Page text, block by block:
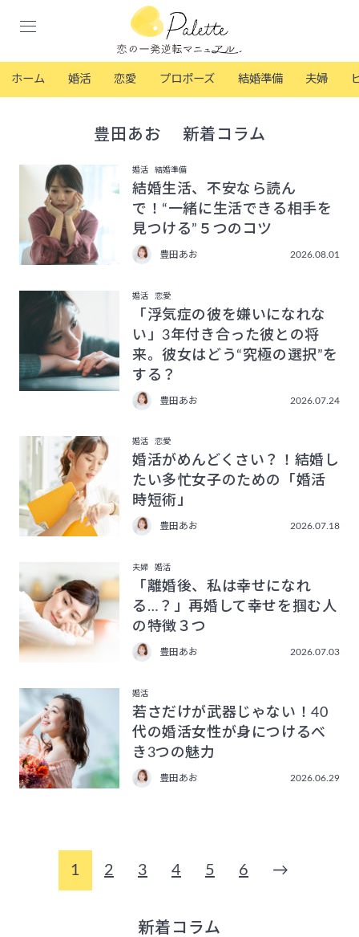
ホーム 婚活 恋愛 プロポーズ 結婚準備 夫婦
豊田あお 新着コラム
婚活 結婚準備
結婚生活、不安なら読ん
で！“一緒に生活できる相手を
見つける”５つのコツ
豊田あお 2026.08.01
婚活 恋愛
「浮気症の彼を嫌いになれな
い」3年付き合った彼との将
来。彼女はどう“究極の選択”を
する？
豊田あお 2026.07.24
婚活 恋愛
婚活がめんどくさい？！結婚し
たい多忙女子のための「婚活
時短術」
豊田あお 2026.07.18
夫婦 婚活
「離婚後、私は幸せになれ
る…？」再婚して幸せを掴む人
の特徴３つ
豊田あお 2026.07.03
婚活
若さだけが武器じゃない！40
代の婚活女性が身につけるべ
き3つの魅力
豊田あお 2026.06.29
1 2 3 4 5 6 →
新着コラム